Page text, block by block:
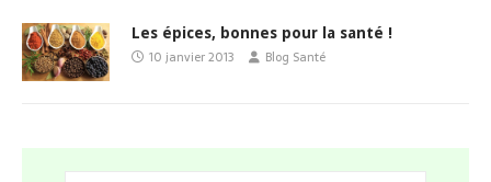
Les épices, bonnes pour la santé !
10 janvier 2013 Blog Santé